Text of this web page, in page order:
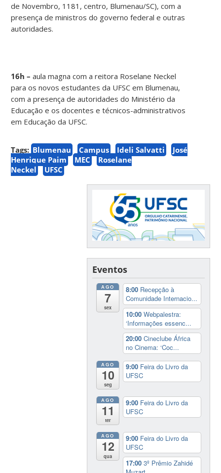
de Novembro, 1181, centro, Blumenau/SC), com a
presença de ministros do governo federal e outras
autoridades.
16h – aula magna com a reitora Roselane Neckel
para os novos estudantes da UFSC em Blumenau,
com a presença de autoridades do Ministério da
Educação e os docentes e técnicos-administrativos
em Educação da UFSC.
Tags: Blumenau Campus Ideli Salvatti
José
Henrique Paim
MEC
Roselane
Neckel
UFSC
Eventos
AGO
7
sex
8:00 Recepção à
Comunidade Internacio...
10:00Webpalestra:
‘Informações essenc...
20:00Cineclube África
no Cinema: ‘Coc...
AGO
10
seg
9:00 Feira do Livro da
UFSC
AGO
11
ter
9:00 Feira do Livro da
UFSC
AGO
12
qua
9:00 Feira do Livro da
UFSC
17:003º Prêmio Zahidé